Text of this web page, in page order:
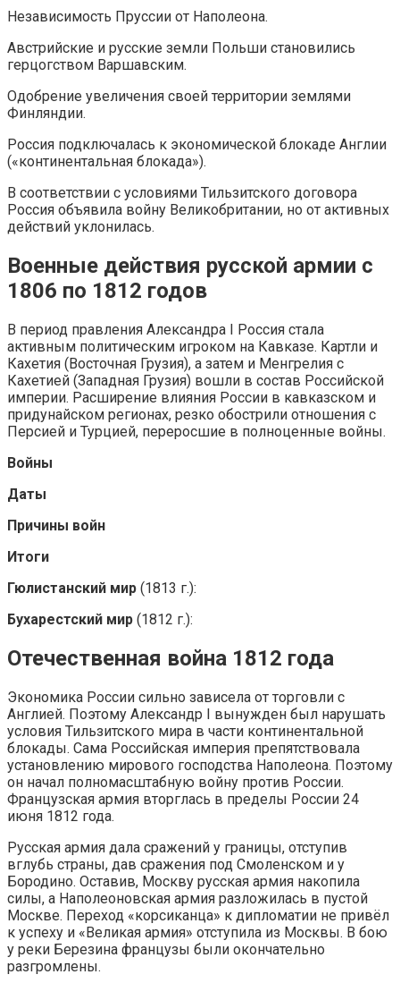
Независимость Пруссии от Наполеона.
Австрийские и русские земли Польши становились
герцогством Варшавским.
Одобрение увеличения своей территории землями
Финляндии.
Россия подключалась к экономической блокаде Англии
(«континентальная блокада»).
В соответствии с условиями Тильзитского договора
Россия объявила войну Великобритании, но от активных
действий уклонилась.
Военные действия русской армии с
1806 по 1812 годов
В период правления Александра I Россия стала
активным политическим игроком на Кавказе. Картли и
Кахетия (Восточная Грузия), а затем и Менгрелия с
Кахетией (Западная Грузия) вошли в состав Российской
империи. Расширение влияния России в кавказском и
придунайском регионах, резко обострили отношения с
Персией и Турцией, переросшие в полноценные войны.
Войны
Даты
Причины войн
Итоги
Гюлистанский мир (1813 г.):
Бухарестский мир (1812 г.):
Отечественная война 1812 года
Экономика России сильно зависела от торговли с
Англией. Поэтому Александр I вынужден был нарушать
условия Тильзитского мира в части континентальной
блокады. Сама Российская империя препятствовала
установлению мирового господства Наполеона. Поэтому
он начал полномасштабную войну против России.
Французская армия вторглась в пределы России 24
июня 1812 года.
Русская армия дала сражений у границы, отступив
вглубь страны, дав сражения под Смоленском и у
Бородино. Оставив, Москву русская армия накопила
силы, а Наполеоновская армия разложилась в пустой
Москве. Переход «корсиканца» к дипломатии не привёл
к успеху и «Великая армия» отступила из Москвы. В бою
у реки Березина французы были окончательно
разгромлены.